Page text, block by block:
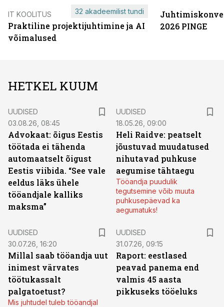
IT KOOLITUS
Praktiline projektijuhtimine ja AI
võimalused
32 akadeemilist tundi
2026 PINGE
HETKEL KUUM
UUDISED
03.08.26, 08:45
Advokaat: õigus Eestis
töötada ei tähenda
automaatselt õigust
Eestis viibida. “See vale
eeldus läks ühele
tööandjale kalliks
maksma”
UUDISED
18.05.26, 09:00
Heli Raidve: peatselt
jõustuvad muudatused
nihutavad puhkuse
aegumise tähtaegu
Tööandja puudulik
tegutsemine võib muuta
puhkusepäevad ka
aegumatuks!
UUDISED
30.07.26, 16:20
Millal saab tööandja uut
inimest värvates
töötukassalt
palgatoetust?
Mis juhtudel tuleb tööandjal
UUDISED
31.07.26, 09:15
Raport: eestlased
peavad panema end
valmis 45 aasta
pikkuseks tööeluks